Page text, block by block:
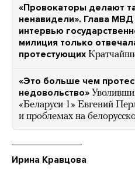
«Провокаторы делают
ненавидели». Глава
интервью
милиция только
протестующих
«Это больше чем
недовольство»
«Беларуси 1» Евгений
и проблемах на
Ирина Кравцова